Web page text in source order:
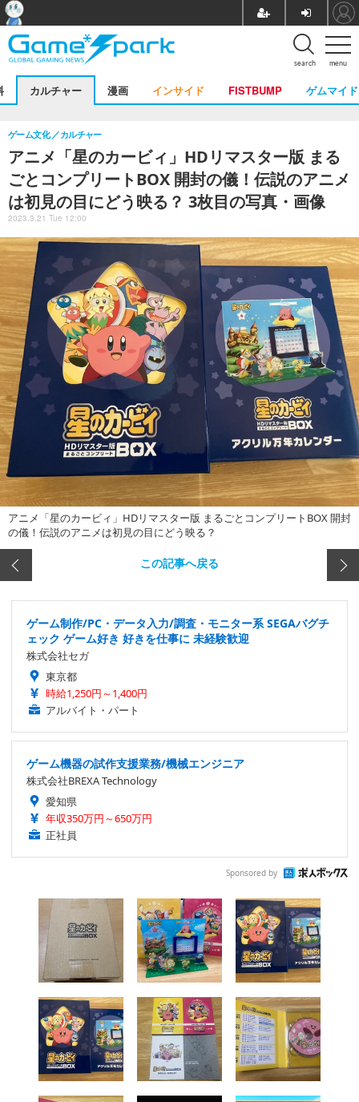
menu
search
カルチャー 漫画 インサイド FISTBUMP ゲムマイド
アニメ「星のカービィ」HDリマスター版 まる
ごとコンプリートBOX 開封の儀！伝説のアニメ
は初見の目にどう映る？ 3枚目の写真・画像
ゲーム文化 カルチャー
2023.3.21 Tue 12:00
アニメ「星のカービィ」HDリマスター版 まるごとコンプリートBOX 開封
の儀！伝説のアニメは初見の目にどう映る？
この記事へ戻る
ゲーム制作/PC・データ入力/調査・モニター系 SEGAバグチ
ェック ゲーム好き 好きを仕事に 未経験歓迎
株式会社セガ
東京都
時給1,250円～1,400円
アルバイト・パート
ゲーム機器の試作支援業務/機械エンジニア
株式会社BREXA Technology
愛知県
年収350万円～650万円
正社員
Sponsored by